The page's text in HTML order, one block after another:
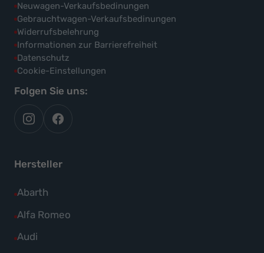
Neuwagen-Verkaufsbedinungen
Gebrauchtwagen-Verkaufsbedinungen
Widerrufsbelehrung
Informationen zur Barrierefreiheit
Datenschutz
Cookie-Einstellungen
Folgen Sie uns:
autoflex
auf
autoflex24
auf
Hersteller
Abarth
Alle
Fahrzeuge
Abarth
Alfa Romeo
Alle
Fahrzeuge
Audi
Alle